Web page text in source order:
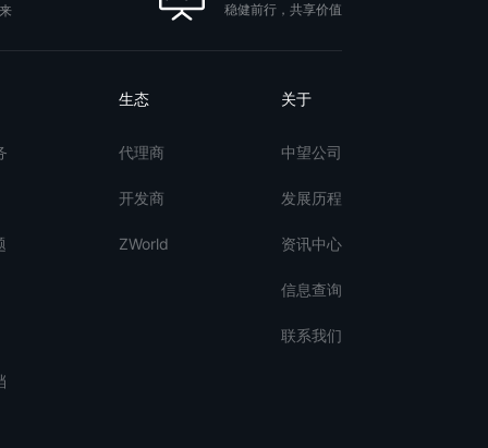
稳健前行，共享价值
生态
代理商
开发商
ZWorld
关于
中望公司
发展历程
资讯中心
信息查询
联系我们